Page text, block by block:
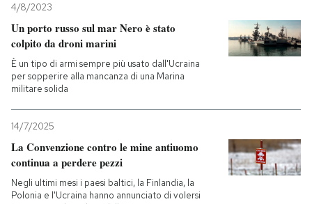
4/8/2023
Un porto russo sul mar Nero è stato
colpito da droni marini
È un tipo di armi sempre più usato dall'Ucraina
per sopperire alla mancanza di una Marina
militare solida
14/7/2025
La Convenzione contro le mine antiuomo
continua a perdere pezzi
Negli ultimi mesi i paesi baltici, la Finlandia, la
Polonia e l'Ucraina hanno annunciato di volersi